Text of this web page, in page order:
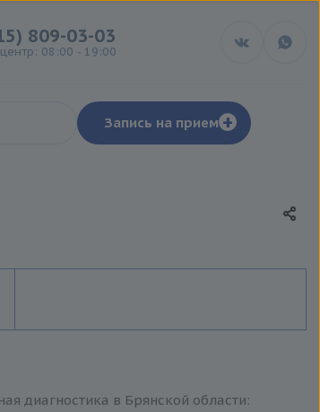
809-03-03
08:00 - 19:00
Запись на прием +
диагностика в Брянской области: